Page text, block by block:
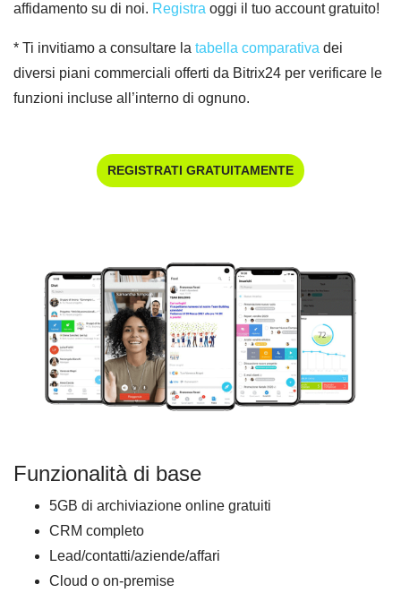
affidamento su di noi. Registra oggi il tuo account gratuito!
* Ti invitiamo a consultare la tabella comparativa dei
diversi piani commerciali offerti da Bitrix24 per verificare le
funzioni incluse all’interno di ognuno.
REGISTRATI GRATUITAMENTE
Funzionalità di base
5GB di archiviazione online gratuiti
CRM completo
Lead/contatti/aziende/affari
Cloud o on-premise